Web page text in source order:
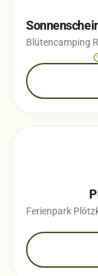
Blütencamping
Ferienpark